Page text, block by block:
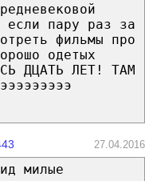
если пару раз за
фильмы про
одетых
ДЦАТЬ ЛЕТ! ТАМ
27.04.2016
милые